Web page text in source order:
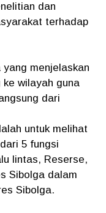
dan
terhadap
menjelaskan
wilayah guna
dari
untuk melihat
5 fungsi
lintas, Reserse,
Sibolga dalam
Sibolga.